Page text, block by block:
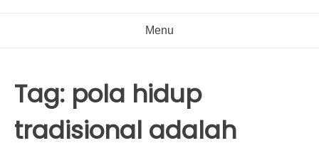
Menu
Tag: pola hidup
tradisional adalah